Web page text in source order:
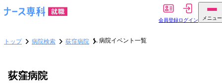
会員登録ログイン メニュー
トップ 病院検索 荻窪病院 病院イベント一覧
荻窪病院